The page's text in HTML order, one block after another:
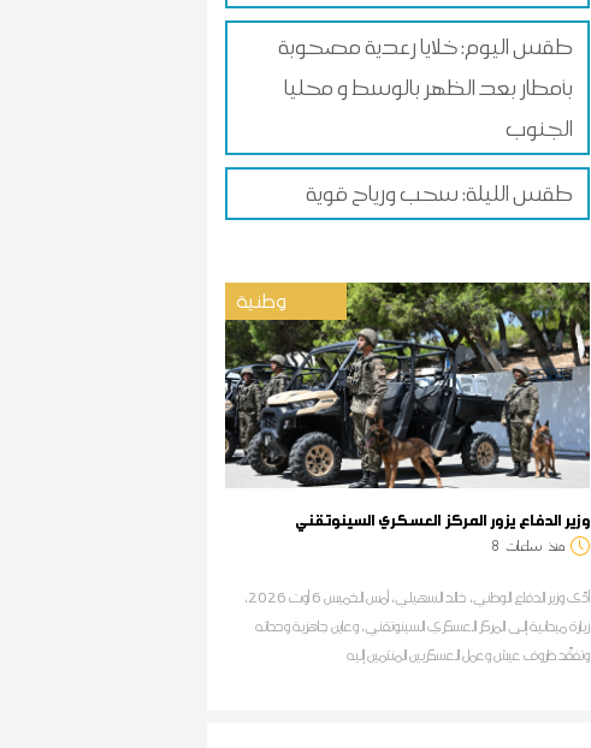
طقس اليوم: خلايا رعدية مصحوبة
بأمطار بعد الظهر بالوسط و محليا
الجنوب
طقس الليلة: سحب ورياح قوية
وطنية
وزير الدفاع يزور المركز العسكري السينوتقني
منذ ساعات 8
أدّى وزير الدفاع الوطني، خالد السهيلي، أمس الخميس 6 أوت 2026،
زيارة ميدانية إلى المركز العسكري السينوتقني، وعاين جاهزية وحداته
وتفقّد ظروف عيش وعمل العسكريين المنتمين إليه